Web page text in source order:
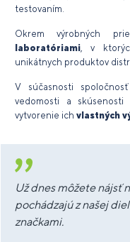
testovaním.
Okrem výrobných
laboratóriami , v
unikátnych produktov
V súčasnosti
vedomosti a
vytvorenie ich vlastných
Už dnes môžete nájsť
pochádzajú z našej
značkami.